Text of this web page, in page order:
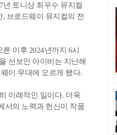
토니상 최우수 뮤지컬
브로드웨이 뮤지컬의 전
이후 2024년까지 6시
선보인 아이비는 지난해
이 무대에 오르게 됐다.
이례적인 일이다. 더욱
서의 노력과 헌신이 작품